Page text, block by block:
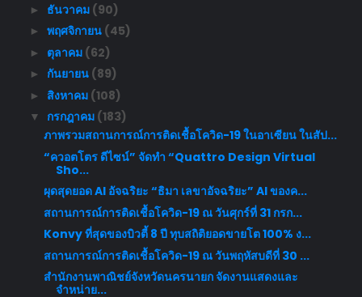
► ธันวาคม (90)
► พฤศจิกายน (45)
► ตุลาคม (62)
► กันยายน (89)
► สิงหาคม (108)
▼ กรกฎาคม (183)
ภาพรวมสถานการณ์การติดเชื้อโควิด-19 ในอาเซียน ในสัป...
“ควอตโตร ดีไซน์” จัดทำ “Quattro Design Virtual
Sho...
ผุดสุดยอด AI อัจฉริยะ “ธิมา เลขาอัจฉริยะ” AI ของค...
สถานการณ์การติดเชื้อโควิด-19 ณ วันศุกร์ที่ 31 กรก...
Konvy ที่สุดของบิวตี้ 8 ปี ทุบสถิติยอดขายโต 100% ง...
สถานการณ์การติดเชื้อโควิด-19 ณ วันพฤหัสบดีที่ 30 ...
สำนักงานพาณิชย์จังหวัดนครนายก จัดงานแสดงและ
จำหน่าย...